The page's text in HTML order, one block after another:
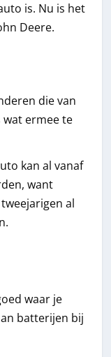
is. Nu is het
Deere.
die van
ermee te
kan al vanaf
want
al
waar je
batterijen bij